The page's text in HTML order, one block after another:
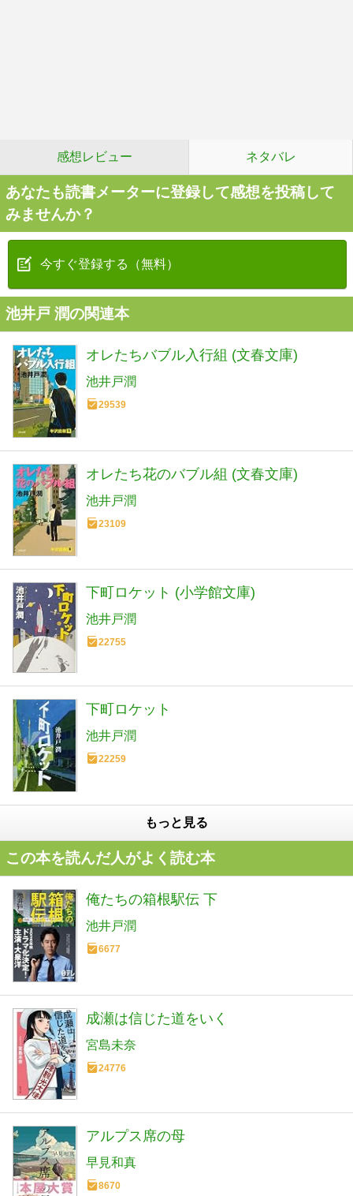
感想レビュー ネタバレ
あなたも読書メーターに登録して感想を投稿して
みませんか？
今すぐ登録する（無料）
池井戸 潤の関連本
オレたちバブル入行組 (文春文庫)
池井戸潤
29539
オレたち花のバブル組 (文春文庫)
池井戸潤
23109
下町ロケット (小学館文庫)
池井戸潤
22755
下町ロケット
池井戸潤
22259
もっと見る
この本を読んだ人がよく読む本
俺たちの箱根駅伝 下
池井戸潤
6677
成瀬は信じた道をいく
宮島未奈
24776
アルプス席の母
早見和真
8670